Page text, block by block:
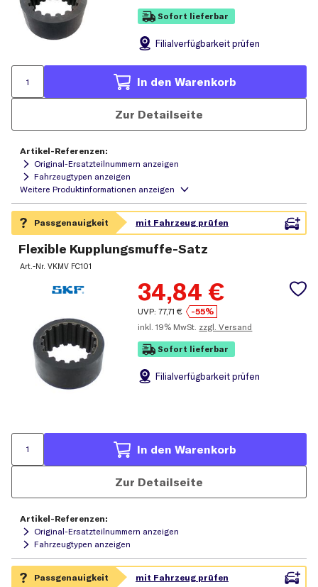
Sofort lieferbar
Filialverfügbarkeit prüfen
In den Warenkorb
Zur Detailseite
Artikel-Referenzen:
Original-Ersatzteilnummern anzeigen
Fahrzeugtypen anzeigen
Flexible Kupplungsmuffe-Satz
Art.-Nr.VKMV FC101
34,84 €
UVP:77,71 €
-55%
inkl. 19% MwSt. zzgl. Versand
Sofort lieferbar
Filialverfügbarkeit prüfen
In den Warenkorb
Zur Detailseite
Artikel-Referenzen:
Original-Ersatzteilnummern anzeigen
Fahrzeugtypen anzeigen